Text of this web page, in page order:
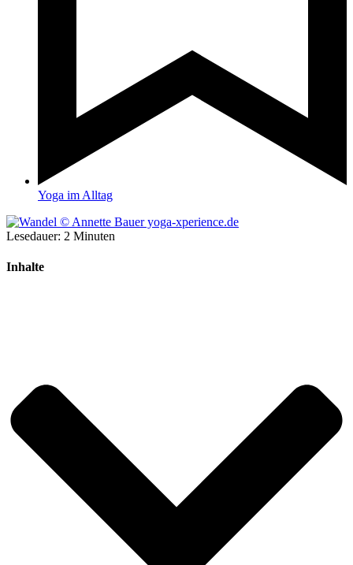
Yoga im Alltag
Lesedauer: 2 Minuten
Inhalte